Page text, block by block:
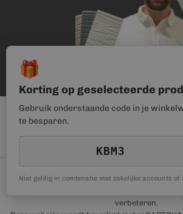
🎁
Korting op geselecteerde
Gebruik onderstaande code in je
te besparen.
KBM3
Niet geldig in combinatie met zakelijke accounts of
© Kunststof Bouwmateriaal | Magento
verbeteren.